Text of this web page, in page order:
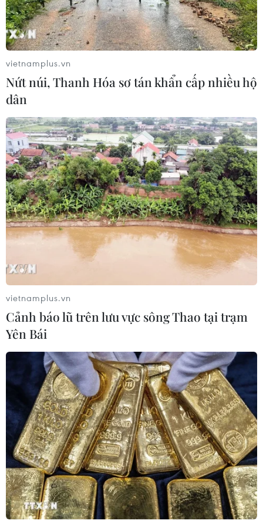
Cảnh báo lũ trên lưu vực sông Thao
tại trạm Yên Bái
07/08/2026 11:51
Gỡ khó khăn triển khai dự án trọng
điểm quốc gia hồ Ka Pét
07/08/2026 11:24
Khắc phục "Thẻ vàng" IUU: Siết chặt
quản lý đội tàu
07/08/2026 10:49
Đà Nẵng: Tìm thấy 3 bộ hài cốt liệt sỹ
từ nguồn tin của người dân
Ban đại diện cha mẹ học sinh không
được tự đặt các khoản thu, ép buộc
đóng góp
07/08/2026 10:30
Tháng 12/2026 hoàn thành mở rộng
đoạn cao tốc Thành phố Hồ Chí
Minh-Long Thành
07/08/2026 10:29
Khánh Hòa đẩy mạnh tìm kiếm, quy
vietnamplus.vn
Nứt núi, Thanh Hóa sơ tán khẩn cấp nhiều hộ
dân
vietnamplus.vn
Cảnh báo lũ trên lưu vực sông Thao tại trạm
Yên Bái